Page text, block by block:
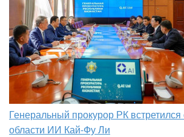
Генеральный прокурор РК встретился
области ИИ Кай-Фу Ли